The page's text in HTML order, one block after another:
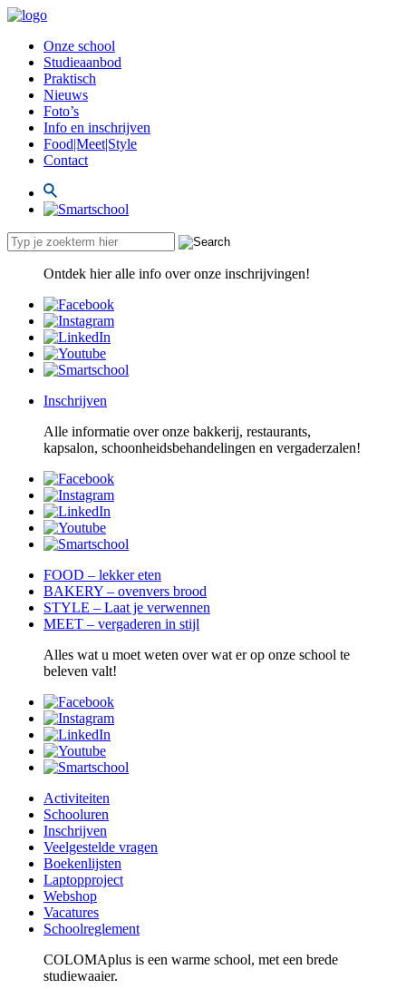
Onze school
Studieaanbod
Praktisch
Nieuws
Foto’s
Info en inschrijven
Food|Meet|Style
Contact
Ontdek hier alle info over onze inschrijvingen!
Inschrijven
Alle informatie over onze bakkerij, restaurants,
kapsalon, schoonheidsbehandelingen en vergaderzalen!
FOOD – lekker eten
BAKERY – ovenvers brood
STYLE – Laat je verwennen
MEET – vergaderen in stijl
Alles wat u moet weten over wat er op onze school te
beleven valt!
Activiteiten
Schooluren
Inschrijven
Veelgestelde vragen
Boekenlijsten
Laptopproject
Webshop
Vacatures
Schoolreglement
COLOMAplus is een warme school, met een brede
studiewaaier.